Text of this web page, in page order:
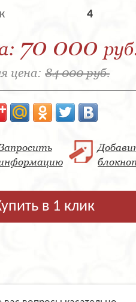
4
70 000
цена: 84 000 руб.
в 1 клик